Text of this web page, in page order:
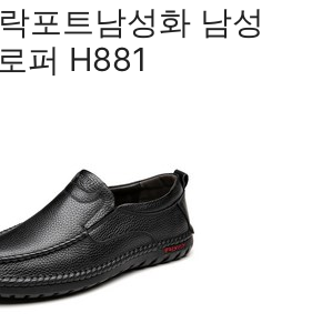
포트남성화 남성
퍼 H881